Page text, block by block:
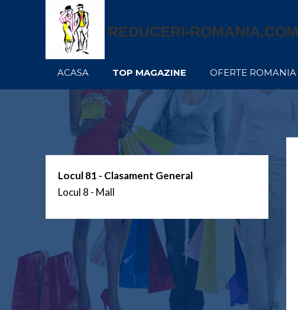
REDUCERI-ROMANIA.COM
ACASA TOP MAGAZINE OFERTE ROMANIA
Locul 81 - Clasament General
Locul 8 - Mall